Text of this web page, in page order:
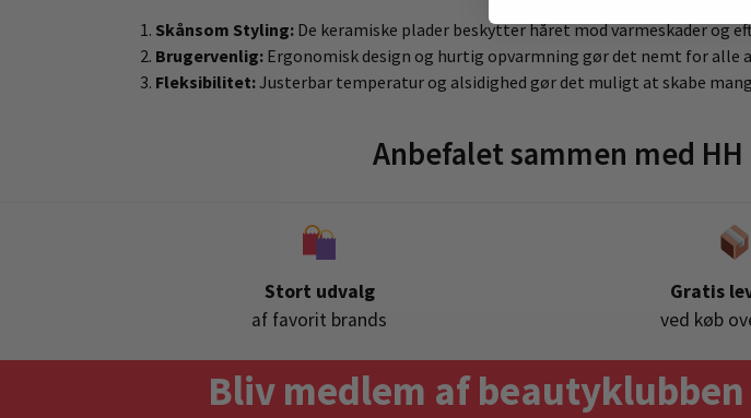
Skånsom Styling: De keramiske plader beskytter håret mod varmeskader og
Brugervenlig: Ergonomisk design og hurtig opvarmning gør det nemt for alle
Fleksibilitet:Justerbar temperatur og alsidighed gør det muligt at skabe
Anbefalet sammen med HH
Stort udvalg
af favorit brands
Gratis
ved køb
Bliv medlem af